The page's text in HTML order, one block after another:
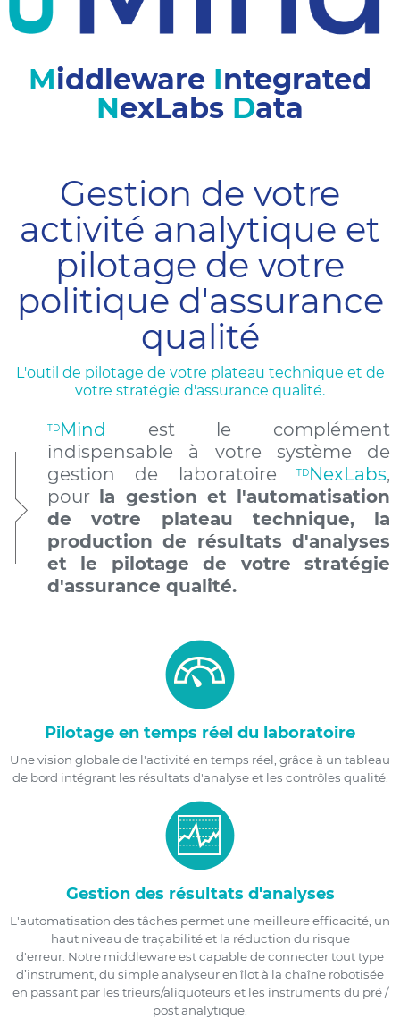
Middleware Integrated
NexLabs Data
Gestion de votre
activité analytique et
pilotage de votre
politique d'assurance
qualité
L'outil de pilotage de votre plateau technique et de
votre stratégie d'assurance qualité.
TDMind est le complément
indispensable à votre système de
gestion de laboratoire
TDNexLabs,
pour la gestion et l'automatisation
de votre plateau technique, la
production de résultats d'analyses
et le pilotage de votre stratégie
d'assurance qualité.
Pilotage en temps réel du laboratoire
Une vision globale de l'activité en temps réel, grâce à un tableau
de bord intégrant les résultats d'analyse et les contrôles qualité.
Gestion des résultats d'analyses
L'automatisation des tâches permet une meilleure efficacité, un
haut niveau de traçabilité et la réduction du risque
d'erreur. Notre middleware est capable de connecter tout type
d’instrument, du simple analyseur en îlot à la chaîne robotisée
en passant par les trieurs/aliquoteurs et les instruments du pré /
post analytique.
Patient